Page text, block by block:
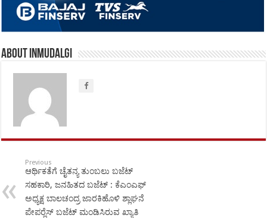
About inmudalgi
Previous
ಆರ್ಥಿಕತೆಗೆ ಚೈತನ್ಯ ತುಂಬಲು ಬಜೆಟ್
ಸಹಕಾರಿ, ಜನಹಿತದ ಬಜೆಟ್ : ಕೆಎಂಎಫ್
ಅಧ್ಯಕ್ಷ ಬಾಲಚಂದ್ರ ಜಾರಕಿಹೊಳಿ ಶ್ಲಾಘನೆ
ಪೇಪರ್‍ಲೆಸ್ ಬಜೆಟ್ ಮಂಡಿಸಿರುವ ಖ್ಯಾತಿ